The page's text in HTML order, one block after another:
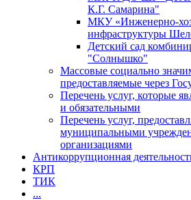
К.Г. Самарина"
МКУ «Инженерно-
инфраструктуры
Детский сад
"Солнышко"
Массовые социально
предоставляемые через
Перечень услуг, которые
и обязательными
Перечень услуг,
муниципальными
организациями
Антикоррупционная
КРП
ТИК
...